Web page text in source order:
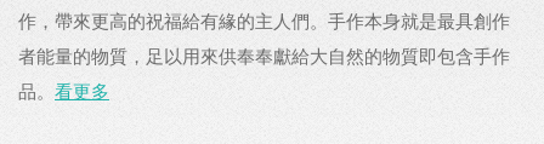
作，帶來更高的祝福給有緣的主人們。手作本身就是最具創作
者能量的物質，足以用來供奉奉獻給大自然的物質即包含手作
品。 看更多